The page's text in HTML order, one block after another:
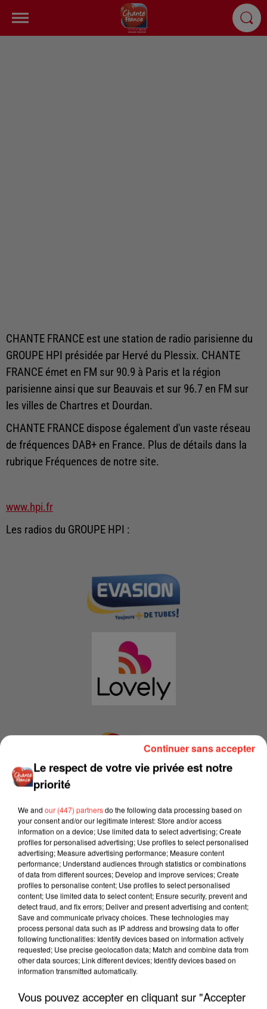
CHANTE FRANCE est une station de radio parisienne du
GROUPE HPI présidée par Hervé du Plessix. CHANTE
FRANCE émet en FM sur 90.9 à Paris et la région
parisienne ainsi que sur Beauvais et sur 96.7 en FM sur
les villes de Chartres et Dourdan.
CHANTE FRANCE dispose également d'un vaste réseau
de fréquences DAB+ en France. Plus de détails dans la
rubrique Fréquences de notre site.
www.hpi.fr
Les radios du GROUPE HPI :
Le respect de votre vie privée est notre
priorité
We and our (447) partnersdo the following data processing based on
your consent and/or our legitimate interest: Store and/or access
information on a device; Use limited data to select advertising; Create
profiles for personalised advertising; Use profiles to select personalised
advertising; Measure advertising performance; Measure content
performance; Understand audiences through statistics or combinations
of data from different sources; Develop and improve services; Create
profiles to personalise content; Use profiles to select personalised
content; Use limited data to select content; Ensure security, prevent and
detect fraud, and fix errors; Deliver and present advertising and content;
Save and communicate privacy choices. These technologies may
process personal data such as IP address and browsing data to offer
following functionalities: Identify devices based on information actively
requested; Use precise geolocation data; Match and combine data from
other data sources; Link different devices; Identify devices based on
information transmitted automatically.
Vous pouvez accepter en cliquant sur "Accepter
Continuer sans accepter